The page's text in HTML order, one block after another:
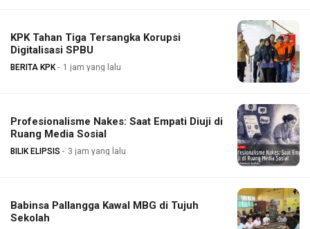
KPK Tahan Tiga Tersangka Korupsi
Digitalisasi SPBU
BERITA KPK 1 jam yang lalu
Profesionalisme Nakes: Saat Empati Diuji di
Ruang Media Sosial
BILIK ELIPSIS 3 jam yang lalu
Babinsa Pallangga Kawal MBG di Tujuh
Sekolah